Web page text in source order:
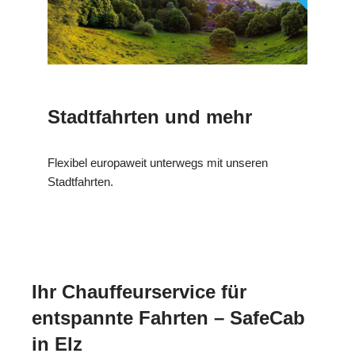
Stadtfahrten und mehr
Flexibel europaweit unterwegs mit unseren
Stadtfahrten.
Ihr Chauffeurservice für
entspannte Fahrten – SafeCab
in Elz